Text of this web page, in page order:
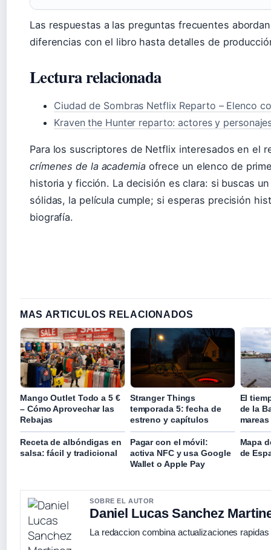
Las respuestas a las preguntas frecuentes
diferencias con el libro hasta detalles de
Lectura relacionada
Ciudad de Sombras Netflix Reparto – Elenco
Kraven the Hunter reparto: actores y
Para los suscriptores de Netflix interesados en el
crímenes de la academiaofrece un elenco de
historia y ficción. La decisión es clara: si buscas
sólidas, la película cumple; si esperas precisión
biografía.
MAS ARTICULOS RELACIONADOS
Mango Outlet Todo a 5 €
– Cómo Aprovechar las
Rebajas
Stranger Things
temporada 5: fecha de
estreno y capítulos
El
de la
mareas
Receta de albóndigas en
salsa: fácil y tradicional
Pagar con el móvil:
activa NFC y usa Google
Wallet o Apple Pay
Mapa
de
SOBRE EL AUTOR
Daniel Lucas Sanchez
La redaccion combina actualizaciones